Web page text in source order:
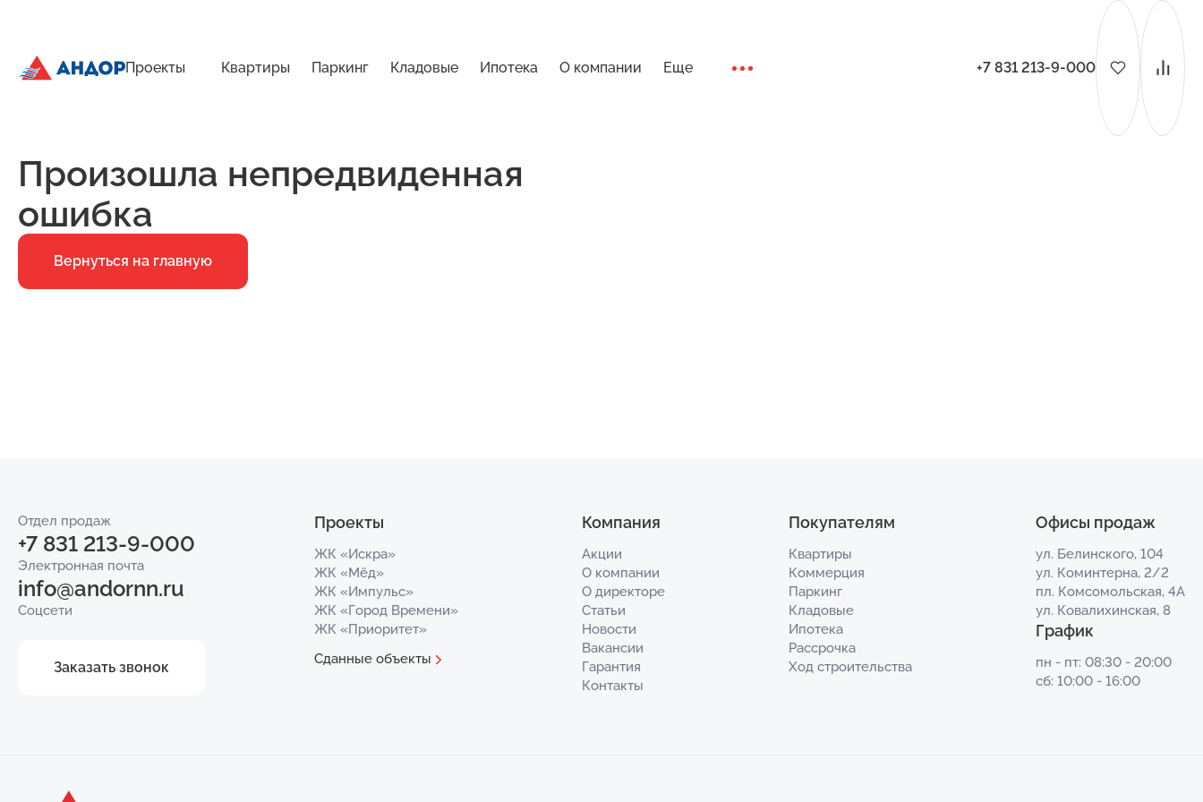
Проекты Квартиры Паркинг Кладовые Ипотека О компании Еще +7 831 213-9-000
Произошла непредвиденная
ошибка
Вернуться на главную
Отдел продаж
+7 831 213-9-000
Электронная почта
info@andornn.ru
Соцсети
Заказать звонок
Проекты
ЖК «Искра»
ЖК «Мёд»
ЖК «Импульс»
ЖК «Город Времени»
ЖК «Приоритет»
Сданные объекты
Компания
Акции
О компании
О директоре
Статьи
Новости
Вакансии
Гарантия
Контакты
Покупателям
Квартиры
Коммерция
Паркинг
Кладовые
Ипотека
Рассрочка
Ход строительства
Офисы продаж
ул. Белинского, 104
ул. Коминтерна, 2/2
пл. Комсомольская, 4А
ул. Ковалихинская, 8
График
пн - пт: 08:30 - 20:00
сб: 10:00 - 16:00